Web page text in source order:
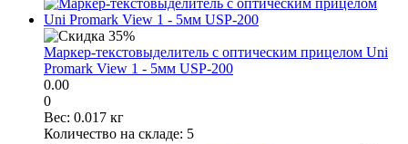
Маркер-текстовыделитель с оптическим прицелом Uni
Promark View 1 - 5мм USP-200
0.00
0
Вес: 0.017 кг
Количество на складе: 5